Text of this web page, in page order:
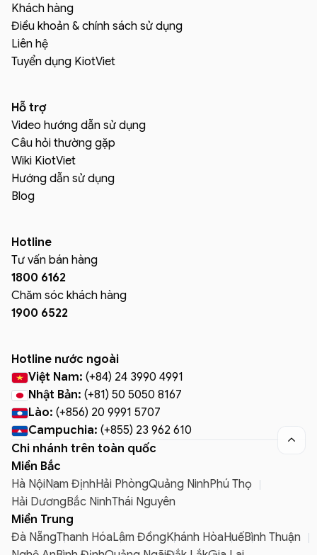
Khách hàng
Điều khoản & chính sách sử dụng
Liên hệ
Tuyển dụng KiotViet
Hỗ trợ
Video hướng dẫn sử dụng
Câu hỏi thường gặp
Wiki KiotViet
Hướng dẫn sử dụng
Blog
Hotline
Tư vấn bán hàng
1800 6162
Chăm sóc khách hàng
1900 6522
Hotline nước ngoài
Việt Nam: (+84) 24 3990 4991
Nhật Bản: (+81) 50 5050 8167
Lào: (+856) 20 9991 5707
Campuchia: (+855) 23 962 610

Chi nhánh trên toàn quốc
Miền Bắc
Hà NộiNam ĐịnhHải PhòngQuảng NinhPhú Thọ
Hải DươngBắc NinhThái Nguyên
Miền Trung
Đà NẵngThanh HóaLâm ĐồngKhánh HòaHuếBình Thuận